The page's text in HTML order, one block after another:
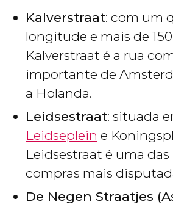
Kalverstraat: com um
longitude e mais de
Kalverstraat é a rua
importante de
a Holanda.
Leidsestraat: situada
Leidseplein e
Leidsestraat é uma das
compras mais
De Negen Straatjes